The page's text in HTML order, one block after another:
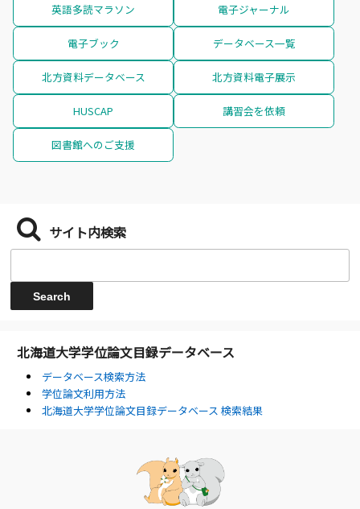
英語多読マラソン 電子ジャーナル
電子ブック データベース一覧
北方資料データベース 北方資料電子展示
HUSCAP 講習会を依頼
図書館へのご支援
サイト内検索
北海道大学学位論文目録データベース
データベース検索方法
学位論文利用方法
北海道大学学位論文目録データベース 検索結果